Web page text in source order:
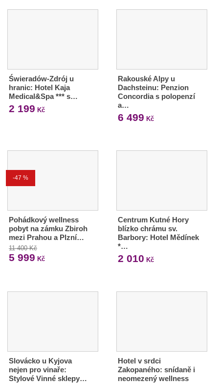
Świeradów-Zdrój u
hranic: Hotel Kaja
Medical&Spa *** s…
2 199 Kč
Rakouské Alpy u
Dachsteinu: Penzion
Concordia s polopenzí
a…
6 499 Kč
-47 %
Pohádkový wellness
pobyt na zámku Zbiroh
mezi Prahou a Plzní…
11 400 Kč
5 999 Kč
Centrum Kutné Hory
blízko chrámu sv.
Barbory: Hotel Mědínek
*…
2 010 Kč
Slovácko u Kyjova
nejen pro vinaře:
Stylové Vinné sklepy…
Hotel v srdci
Zakopaného: snídaně i
neomezený wellness